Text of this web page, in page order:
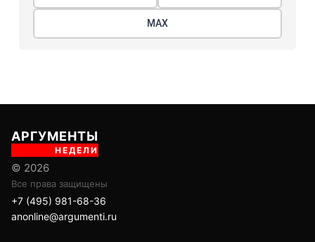
МАХ
АРГУМЕНТЫ
НЕДЕЛИ
© 2026
Все права защищены
+7 (495) 981-68-36
anonline@argumenti.ru